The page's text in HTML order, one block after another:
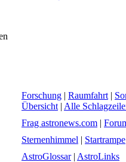
Forschung | Raumfahrt |
Übersicht | Alle
Frag astronews.com |
Sternenhimmel | Startrampe
AstroGlossar| AstroLinks